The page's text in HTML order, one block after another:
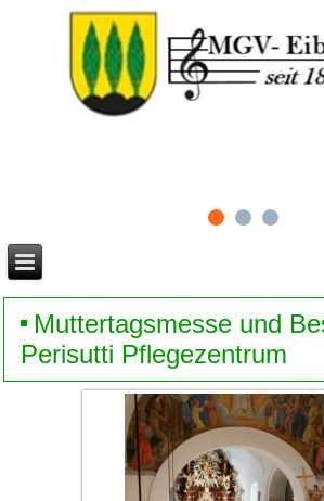
Muttertagsmesse und
Perisutti Pflegezentrum